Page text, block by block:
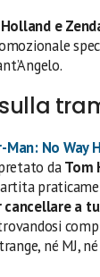
e
No Way
daTom
cancellare a
né MJ,